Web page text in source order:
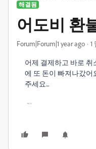
해결됨
어도비 환
Forum|Forum|1 year ago 1
어제 결제하고 바로 취
에 또 돈이 빠져나갔어
주세요...